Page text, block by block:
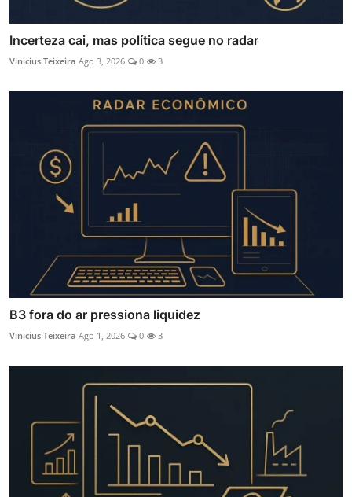
Incerteza cai, mas política segue no radar
Vinicius Teixeira Ago 3, 2026 0 3
B3 fora do ar pressiona liquidez
Vinicius Teixeira Ago 1, 2026 0 3